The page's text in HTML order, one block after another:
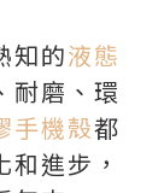
知的液態
耐磨、環
手機殼都
進步，